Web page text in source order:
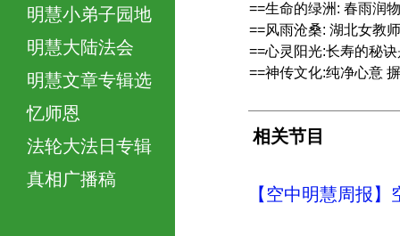
明慧小弟子园地
明慧大陆法会
明慧文章专辑选
忆师恩
法轮大法日专辑
真相广播稿
==生命的绿洲: 春雨润
==风雨沧桑: 湖北女教
==心灵阳光:长寿的秘
==神传文化:纯净心意
相关节目
【空中明慧周报